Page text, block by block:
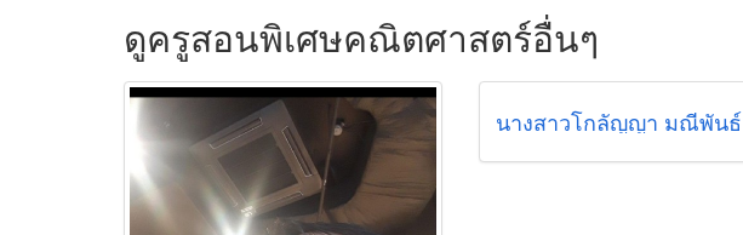
ดูครูสอนพิเศษคณิตศาสตร์อื่นๆ
นางสาวโกลัญญา มณีพันธ์